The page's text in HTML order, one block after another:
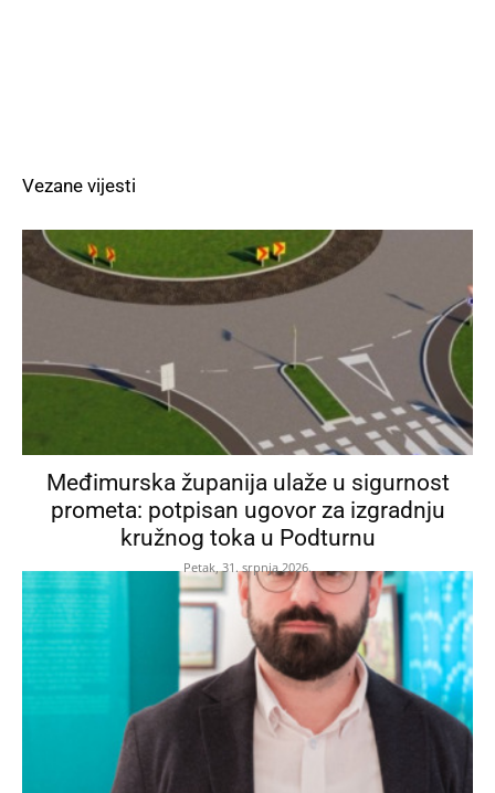
Vezane vijesti
Međimurska županija ulaže u sigurnost
prometa: potpisan ugovor za izgradnju
kružnog toka u Podturnu
Petak, 31. srpnja 2026.